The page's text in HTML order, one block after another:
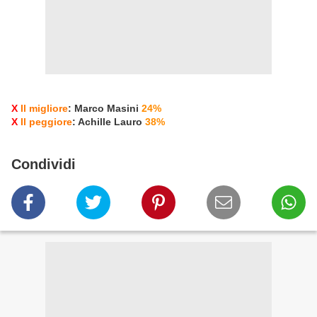
X Il migliore: Marco Masini 24%
X Il peggiore: Achille Lauro 38%
Condividi